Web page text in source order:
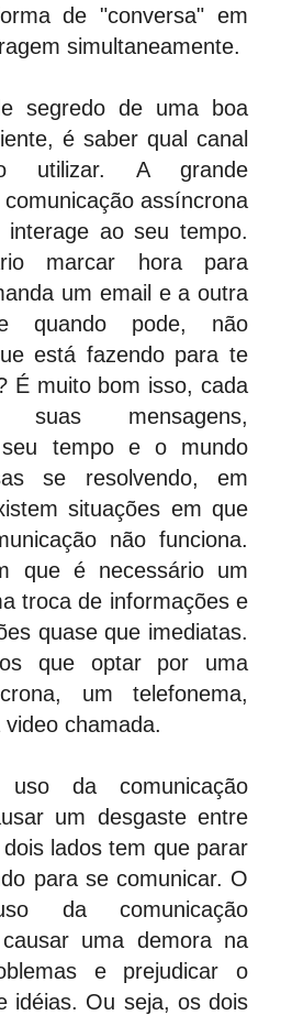
de "conversa" em
simultaneamente.
segredo de uma boa
é saber qual canal
utilizar. A grande
assíncrona
ao seu tempo.
marcar hora para
um email e a outra
quando pode, não
está fazendo para te
É muito bom isso, cada
mensagens,
seu tempo e o mundo
se resolvendo, em
situações em que
não funciona.
que é necessário um
troca de informações e
quase que imediatas.
que optar por uma
um telefonema,
chamada.
da comunicação
um desgaste entre
lados tem que parar
para se comunicar. O
da comunicação
uma demora na
e prejudicar o
idéias. Ou seja, os dois